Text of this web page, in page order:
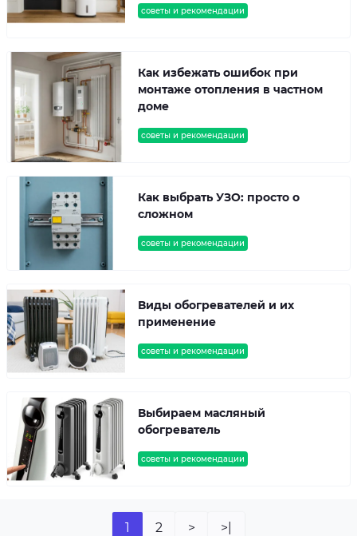
советы и рекомендации
советы и рекомендации
Как избежать ошибок при
монтаже отопления в частном
доме
советы и рекомендации
Как выбрать УЗО: просто о
сложном
советы и рекомендации
Виды обогревателей и их
применение
советы и рекомендации
Выбираем масляный
обогреватель
1 2 > >|